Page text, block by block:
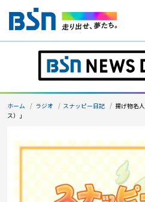
ホーム
テレビ
アナウンサー
イベント
ホーム ラジオ スナッピー日記
揚げ物名
ス）」